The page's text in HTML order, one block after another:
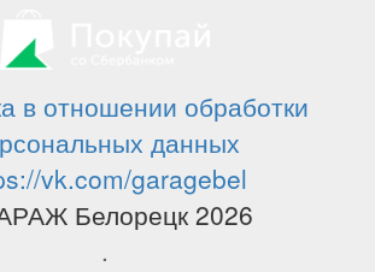
в отношении обработки
данных
vk.com/garagebel
Белорецк 2026
.